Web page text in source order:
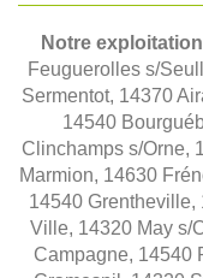
Notre
Feuguerolles s/
Sermentot, 14370
14540
Clinchamps s/Orne,
Marmion, 14630
14540
Ville, 14320 May s/
Campagne, 14540